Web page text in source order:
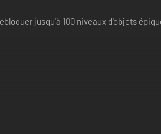
jusqu'à 100 niveaux d'objets